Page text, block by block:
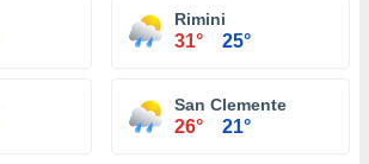
Rimini
31° 25°
San Clemente
26° 21°